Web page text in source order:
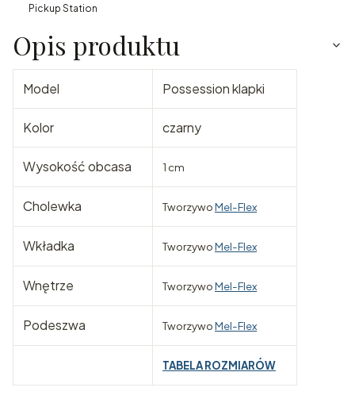
Pickup Station
Opis produktu
Model Possession klapki
Kolor czarny
Wysokość obcasa 1 cm
Cholewka TworzywoMel-Flex
Wkładka TworzywoMel-Flex
Wnętrze TworzywoMel-Flex
Podeszwa TworzywoMel-Flex
TABELA ROZMIARÓW